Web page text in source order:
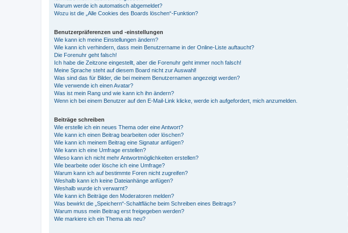
Warum werde ich automatisch abgemeldet?
Wozu ist die „Alle Cookies des Boards löschen“-Funktion?
Benutzerpräferenzen und -einstellungen
Wie kann ich meine Einstellungen ändern?
Wie kann ich verhindern, dass mein Benutzername in der Online-Liste auftaucht?
Die Forenuhr geht falsch!
Ich habe die Zeitzone eingestellt, aber die Forenuhr geht immer noch falsch!
Meine Sprache steht auf diesem Board nicht zur Auswahl!
Was sind das für Bilder, die bei meinem Benutzernamen angezeigt werden?
Wie verwende ich einen Avatar?
Was ist mein Rang und wie kann ich ihn ändern?
Wenn ich bei einem Benutzer auf den E-Mail-Link klicke, werde ich aufgefordert, mich anzumelden.
Beiträge schreiben
Wie erstelle ich ein neues Thema oder eine Antwort?
Wie kann ich einen Beitrag bearbeiten oder löschen?
Wie kann ich meinem Beitrag eine Signatur anfügen?
Wie kann ich eine Umfrage erstellen?
Wieso kann ich nicht mehr Antwortmöglichkeiten erstellen?
Wie bearbeite oder lösche ich eine Umfrage?
Warum kann ich auf bestimmte Foren nicht zugreifen?
Weshalb kann ich keine Dateianhänge anfügen?
Weshalb wurde ich verwarnt?
Wie kann ich Beiträge den Moderatoren melden?
Was bewirkt die „Speichern“-Schaltfläche beim Schreiben eines Beitrags?
Warum muss mein Beitrag erst freigegeben werden?
Wie markiere ich ein Thema als neu?